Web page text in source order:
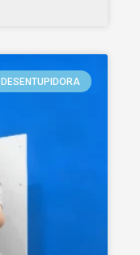
DESENTUPIDORA